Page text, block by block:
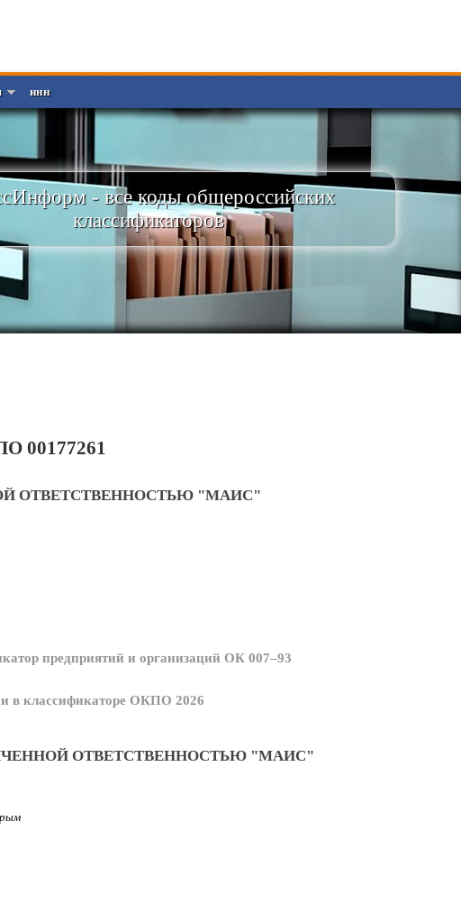
инн
- все коды общероссийских
классификаторов
00177261
ОТВЕТСТВЕННОСТЬЮ "МАИС"
предприятий и организаций ОК 007–93
в классификаторе ОКПО 2026
ОТВЕТСТВЕННОСТЬЮ "МАИС"